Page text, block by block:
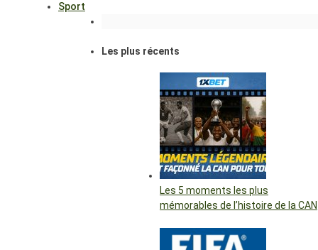
Sport
Les plus récents
Les 5 moments les plus
mémorables de l’histoire de la CAN